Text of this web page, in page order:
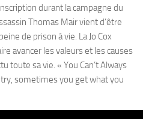
durant la campagne du
Thomas Mair vient d’être
de prison à vie. La Jo Cox
avancer les valeurs et les causes
toute sa vie. « You Can’t Always
sometimes you get what you